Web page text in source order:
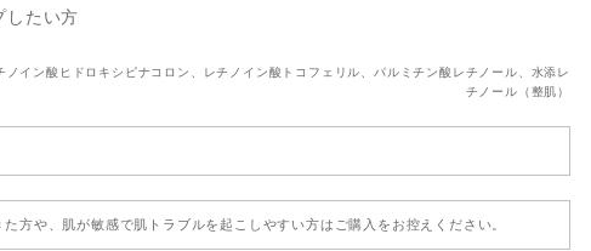
したい方
ン酸ヒドロキシピナコロン、レチノイン酸トコフェリル、パルミチン酸レチノール、水添レ
チノール（整肌）
方や、肌が敏感で肌トラブルを起こしやすい方はご購入をお控えください。